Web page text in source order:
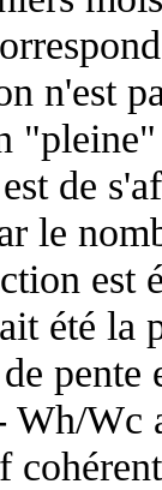
n'est
"pleine"
de
le
est
été la
Wh/Wc